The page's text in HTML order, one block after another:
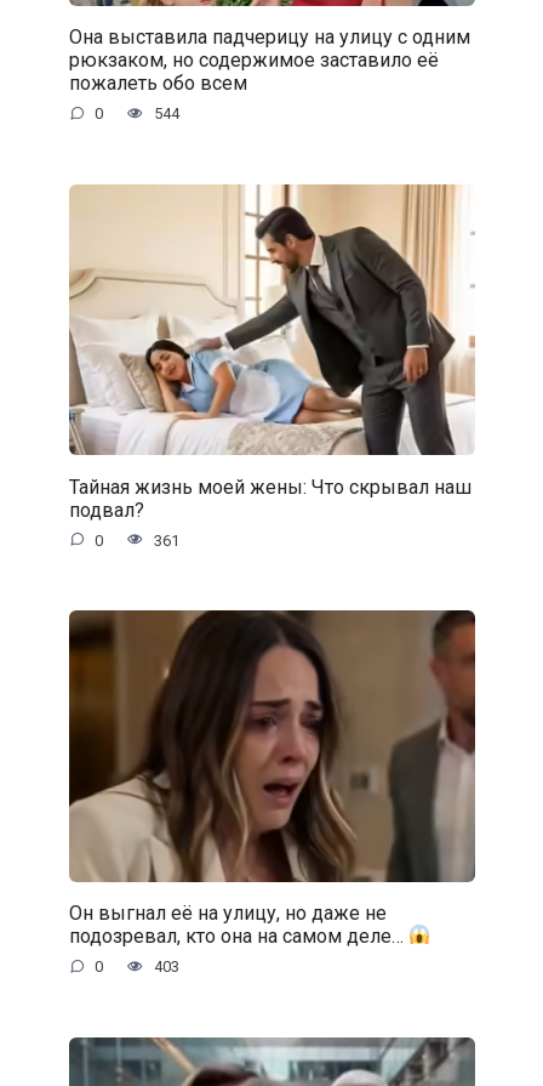
Она выставила падчерицу на улицу с одним
рюкзаком, но содержимое заставило её
пожалеть обо всем
0 544
Тайная жизнь моей жены: Что скрывал наш
подвал?
0 361
Он выгнал её на улицу, но даже не
подозревал, кто она на самом деле…
0 403